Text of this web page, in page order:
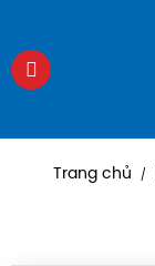
Trang chủ /